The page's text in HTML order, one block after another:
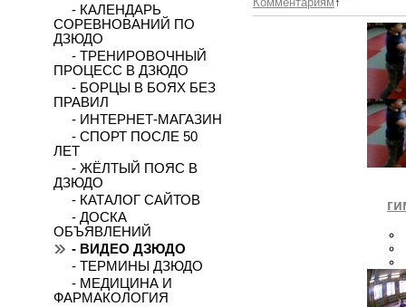
- КАЛЕНДАРЬ
СОРЕВНОВАНИЙ ПО
ДЗЮДО
- ТРЕНИРОВОЧНЫЙ
ПРОЦЕСС В ДЗЮДО
- БОРЦЫ В БОЯХ БЕЗ
ПРАВИЛ
- ИНТЕРНЕТ-МАГАЗИН
- СПОРТ ПОСЛЕ 50
ЛЕТ
- ЖЁЛТЫЙ ПОЯС В
ДЗЮДО
- КАТАЛОГ САЙТОВ
- ДОСКА
ОБЪЯВЛЕНИЙ
- ВИДЕО ДЗЮДО
- ТЕРМИНЫ ДЗЮДО
- МЕДИЦИНА И
ФАРМАКОЛОГИЯ